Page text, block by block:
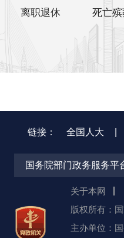
链接： 全国人大
国务院部门政务服务平
关于本网
版权所有：
主办单位：